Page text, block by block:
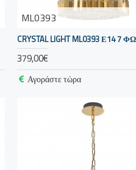
ML0393
CRYSTAL LIGHT ML0393 Ε14 7
379,00€
Αγοράστε τώρα